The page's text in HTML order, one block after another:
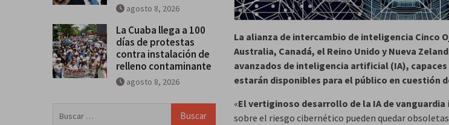
La alianza de intercambio de inteligencia Cinco
Australia, Canadá, el Reino Unido y Nueva
avanzados de inteligencia artificial (IA), capaces
estarán disponibles para el público en cuestión
«El vertiginoso desarrollo de la IA de vanguardia
sobre el riesgo cibernético pueden quedar
agosto 8, 2026
La Cuaba llega a 100
días de protestas
contra instalación de
relleno contaminante
agosto 8, 2026